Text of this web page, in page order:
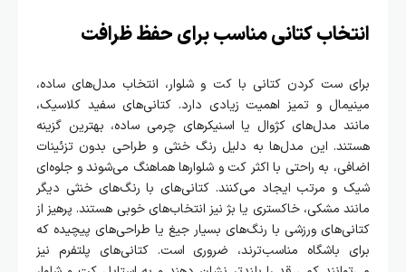
انتخاب کتانی مناسب برای حفظ ظرافت
برای ست کردن کتانی با کت و شلوار، انتخاب مدل‌های ساده،
مینیمال و تمیز اهمیت زیادی دارد. کتانی‌های سفید کلاسیک،
مانند مدل‌های کژوال یا اسنیکرهای چرمی ساده، بهترین گزینه
هستند. این مدل‌ها به دلیل رنگ خنثی و طراحی بدون تزئینات
اضافی، به راحتی با اکثر کت و شلوارها هماهنگ می‌شوند و جلوه‌ای
شیک و مرتب ایجاد می‌کنند. کتانی‌های با رنگ‌های خنثی دیگر
مانند مشکی، خاکستری یا بژ نیز انتخاب‌های خوبی هستند. پرهیز از
کتانی‌های ورزشی با رنگ‌های بسیار جیغ یا طراحی‌های پیچیده که
برای باشگاه مناسب‌ترند، ضروری است. کتانی‌های پلتفرم نیز